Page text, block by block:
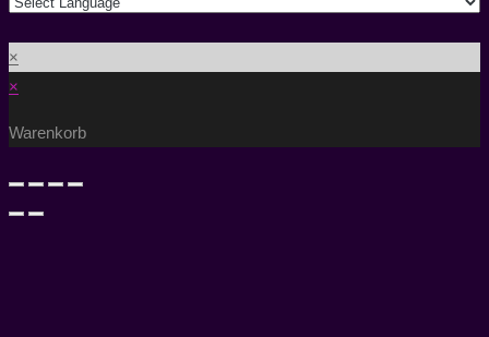
×
×
Warenkorb